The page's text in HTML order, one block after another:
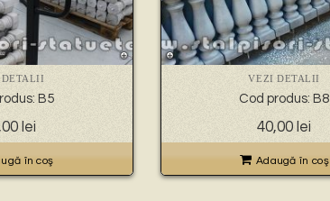
B5
lei
în coş
VEZI DETALII
Cod produs: B8
40,00 lei
Adaugă în coş